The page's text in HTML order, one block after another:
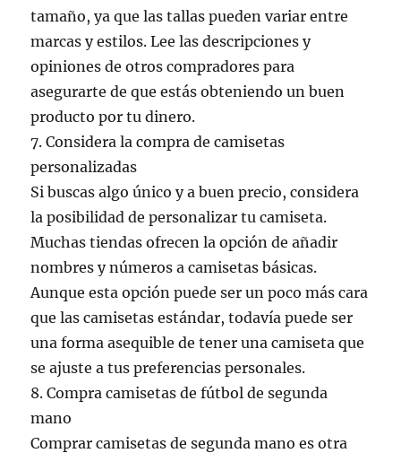
tamaño, ya que las tallas pueden variar entre
marcas y estilos. Lee las descripciones y
opiniones de otros compradores para
asegurarte de que estás obteniendo un buen
producto por tu dinero.
7. Considera la compra de camisetas
personalizadas
Si buscas algo único y a buen precio, considera
la posibilidad de personalizar tu camiseta.
Muchas tiendas ofrecen la opción de añadir
nombres y números a camisetas básicas.
Aunque esta opción puede ser un poco más cara
que las camisetas estándar, todavía puede ser
una forma asequible de tener una camiseta que
se ajuste a tus preferencias personales.
8. Compra camisetas de fútbol de segunda
mano
Comprar camisetas de segunda mano es otra